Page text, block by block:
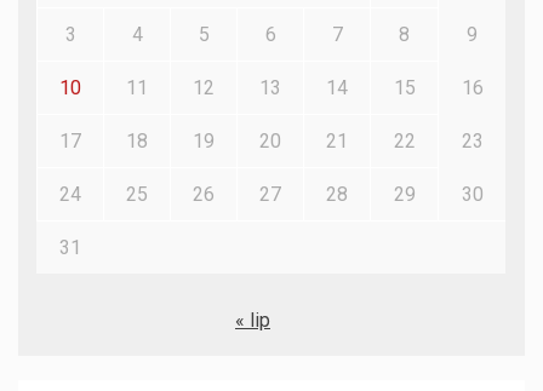
3 4 5 6 7 8 9
10 11 12 13 14 15 16
17 18 19 20 21 22 23
24 25 26 27 28 29 30
31
« lip